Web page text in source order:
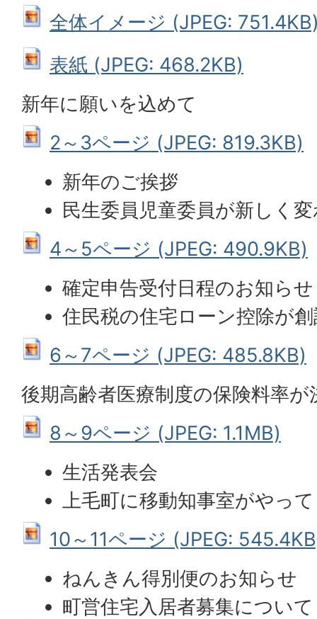
全体イメージ (JPEG:
表紙 (JPEG: 468.2KB)
新年に願いを込めて
2～3ページ (JPEG: 819.3KB)
新年のご挨拶
民生委員児童委員が新しく
4～5ページ (JPEG: 490.9KB)
確定申告受付日程のお知らせ
住民税の住宅ローン控除が
6～7ページ (JPEG: 485.8KB)
後期高齢者医療制度の保険料率
8～9ページ (JPEG: 1.1MB)
生活発表会
上毛町に移動知事室がやっ
10～11ページ (JPEG:
ねんきん得別便のお知らせ
町営住宅入居者募集について